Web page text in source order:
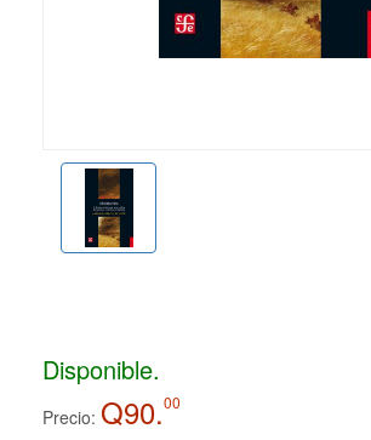
Disponible.
Precio: Q90.00